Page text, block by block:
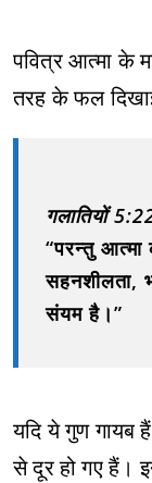
पवित्र आत्मा के
तरह के फल
गलातियों
“परन्तु
सहनशीलता,
संयम है।”
यदि ये गुण गायब
से दूर हो गए हैं।